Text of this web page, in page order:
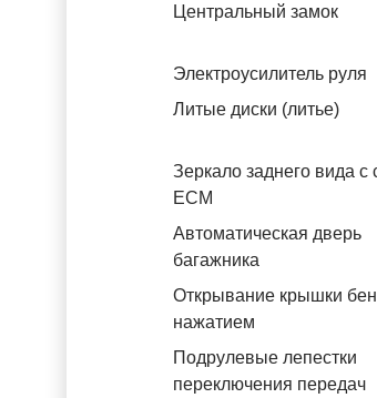
Центральный замок
Электроусилитель руля
Литые диски (литье)
Зеркало заднего вида с
ЕСМ
Автоматическая дверь
багажника
Открывание крышки
нажатием
Подрулевые лепестки
переключения передач